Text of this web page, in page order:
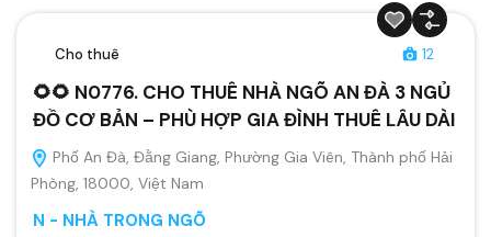
Cho thuê 12
🌻🌻 N0776. CHO THUÊ NHÀ NGÕ AN ĐÀ 3 NGỦ
ĐỒ CƠ BẢN – PHÙ HỢP GIA ĐÌNH THUÊ LÂU DÀI
Phố An Đà, Đằng Giang, Phường Gia Viên, Thành phố Hải
Phòng, 18000, Việt Nam
N - NHÀ TRONG NGÕ